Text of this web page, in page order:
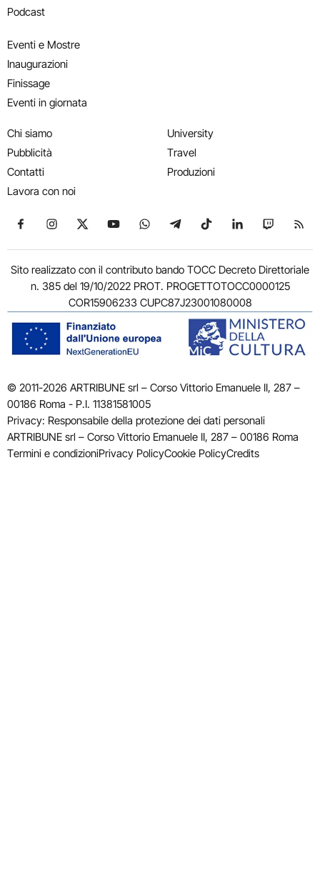
Podcast
Eventi e Mostre
Inaugurazioni
Finissage
Eventi in giornata
Chi siamo
Pubblicità
Contatti
Lavora con noi
University
Travel
Produzioni
Seguici su Facebook
Seguici su Instagram
Seguici su X
Seguici su YouTube
Seguici su WhatsApp
Seguici su Telegram
Seguici su TikTok
Seguici su
Seguici
Sito realizzato con il contributo bando TOCC Decreto Direttoriale
n. 385 del 19/10/2022 PROT. PROGETTOTOCC0000125
COR15906233 CUPC87J23001080008
© 2011-2026 ARTRIBUNE srl – Corso Vittorio Emanuele II, 287 –
00186 Roma - P.I. 11381581005
Privacy: Responsabile della protezione dei dati personali
ARTRIBUNE srl – Corso Vittorio Emanuele II, 287 – 00186 Roma
Termini e condizioniPrivacy PolicyCookie PolicyCredits